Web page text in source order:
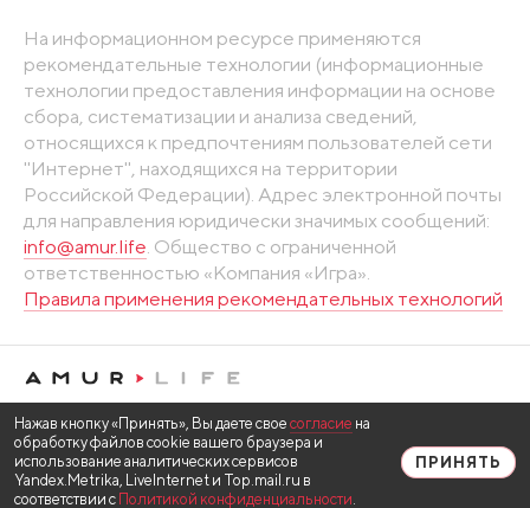
На информационном ресурсе применяются
рекомендательные технологии (информационные
технологии предоставления информации на основе
сбора, систематизации и анализа сведений,
относящихся к предпочтениям пользователей сети
"Интернет", находящихся на территории
Российской Федерации). Адрес электронной почты
для направления юридически значимых сообщений:
info@amur.life. Общество с ограниченной
ответственностью «Компания «Игра».
Правила применения рекомендательных технологий
Нажав кнопку «Принять», Вы даете свое согласие на
обработку файлов cookie вашего браузера и
использование аналитических сервисов
Yandex.Metrika, LiveInternet и Top.mail.ru в
соответствии с Политикой конфиденциальности.
ПРИНЯТЬ